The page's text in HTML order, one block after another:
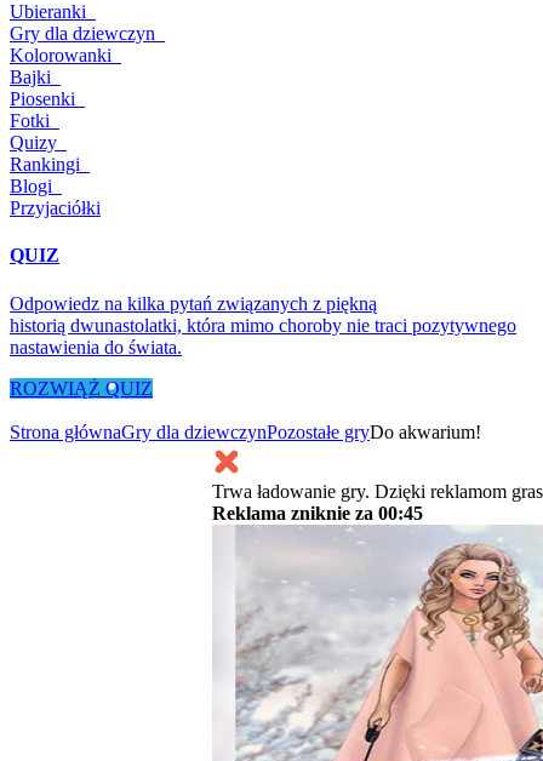
Ubieranki
Gry dla dziewczyn
Kolorowanki
Bajki
Piosenki
Fotki
Quizy
Rankingi
Blogi
Przyjaciółki
QUIZ
Odpowiedz na kilka pytań związanych z piękną
historią dwunastolatki, która mimo choroby nie traci pozytywnego
nastawienia do świata.
ROZWIĄŻ QUIZ
Strona głównaGry dla dziewczynPozostałe gryDo akwarium!
Trwa ładowanie gry. Dzięki reklamom
Reklama zniknie za 00:45